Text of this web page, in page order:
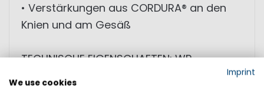
• Verstärkungen aus CORDURA® an den
Knien und am Gesäß
TECHNISCHE EIGENSCHAFTEN: WP
20.000mm - MVP 35.000g/sqm/24h
Imprint
We use cookies